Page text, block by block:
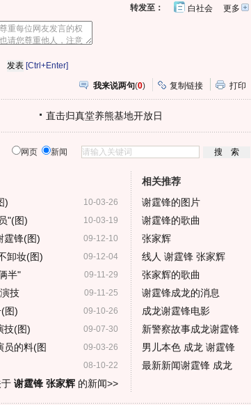
更多开
转发至： 白社会
[Ctrl+Enter]
我来说两句(0) 复制链接 打印
直击归真堂养熊基地开放日
网页 新闻
10-03-26
)
10-03-19
"(图)
09-12-10
霆锋(图)
09-12-04
卸妆(图)
09-11-29
半"
09-11-25
技
09-10-26
图)
09-07-30
技(图)
09-03-26
员的料(图
08-10-22
谢霆锋 张家辉的新闻>>
相关推荐
谢霆锋的图片
谢霆锋的歌曲
张家辉
线人 谢霆锋 张家辉
张家辉的歌曲
谢霆锋成龙的消息
成龙谢霆锋电影
新警察故事成龙谢霆锋
男儿本色 成龙 谢霆锋
最新新闻谢霆锋 成龙